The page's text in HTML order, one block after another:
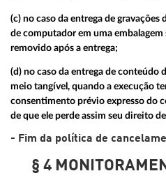
(c) no caso da entrega de
de computador em uma embalagem
removido após a entrega;
(d) no caso da entrega de conteúdo
meio tangível, quando a execução
consentimento prévio expresso do
de que ele perde assim seu direito
- Fim da política de
§ 4